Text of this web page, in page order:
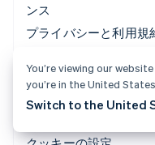
ンス
プライバシーと利用規
業種
ライセンス
You’re viewing our
you’re in the United States.
Switch to the United